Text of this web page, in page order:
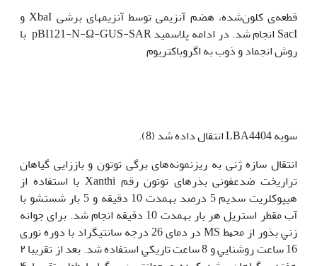
قطعه‌ی کلون‌شده، هضم آنزیمی توسط آنزیم‫های برشی XbaI و
SacI انجام شد. در ادامه پلاسمید pBI121-N-Ω-GUS-SAR با
روش انجماد و ذوب به اگروباکتریوم
سویه LBA4404 انتقال داده شد (8).
انتقال سازه ژنی به ریزنمونه‌های برگی توتون و باززایی گیاهان
تراریخت ضدعفونی بذرهای توتون رقم Xanthi با استفاده از
هیپوکلریت سدیم 5 درصد به‫مدت 10 دقیقه و 5 بار شستشو با
آب مقطر استریل هر بار به‫مدت 10 دقیقه انجام شد. ﺑﺮای ﺟﻮاﻧﻪ
زﻧﻲ ﺑﺬور از ﻣﺤﻴﻂ MS در دﻣﺎی 26 درجه سانتی‫گراد ﺑﺎ دوره ﻧﻮری
16 ﺳﺎﻋﺖ روﺷﻨﺎﻳﻲ و 8 ﺳﺎﻋﺖ ﺗﺎرﻳﻜﻲ اﺳﺘﻔﺎده ﺷﺪ. بعد از تقریبا ۲